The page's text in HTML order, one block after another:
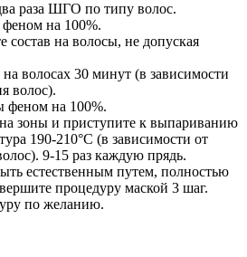
раза ШГО по типу волос.
на 100%.
состав на волосы, не допуская
волосах 30 минут (в зависимости
волос).
феном на 100%.
зоны и приступите к выпариванию
190-210°С (в зависимости от
9-15 раз каждую прядь.
естественным путем, полностью
процедуру маской 3 шаг.
по желанию.